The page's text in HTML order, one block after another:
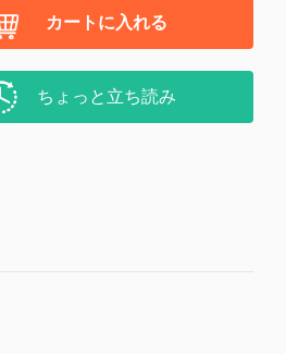
カートに入れる
ちょっと立ち読み